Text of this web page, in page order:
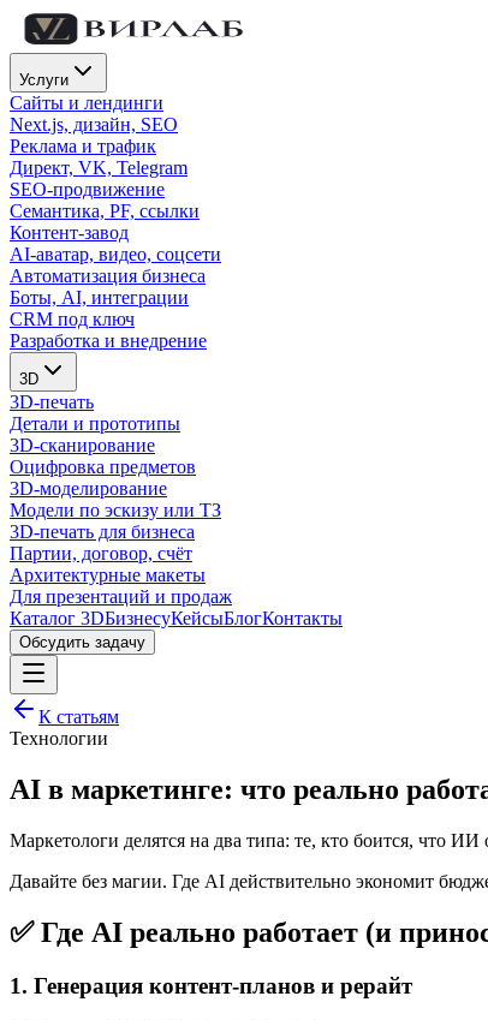
Услуги
Сайты и лендинги
Next.js, дизайн, SEO
Реклама и трафик
Директ, VK, Telegram
SEO-продвижение
Семантика, PF, ссылки
Контент-завод
AI-аватар, видео, соцсети
Автоматизация бизнеса
Боты, AI, интеграции
CRM под ключ
Разработка и внедрение
3D
3D-печать
Детали и прототипы
3D-сканирование
Оцифровка предметов
3D-моделирование
Модели по эскизу или ТЗ
3D-печать для бизнеса
Партии, договор, счёт
Архитектурные макеты
Для презентаций и продаж
Каталог 3DБизнесуКейсыБлогКонтакты
Обсудить задачу
К статьям
Технологии
AI в маркетинге: что реально
Маркетологи делятся на два типа: те, кто боится, что
Давайте без магии. Где AI действительно экономит
✅ Где AI реально работает (и
1. Генерация контент-планов и рерайт